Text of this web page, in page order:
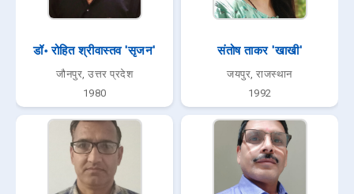
डॉ॰ रोहित श्रीवास्तव 'सृजन'
जौनपुर, उत्तर प्रदेश
1980
संतोष ताकर 'खाखी'
जयपुर, राजस्थान
1992